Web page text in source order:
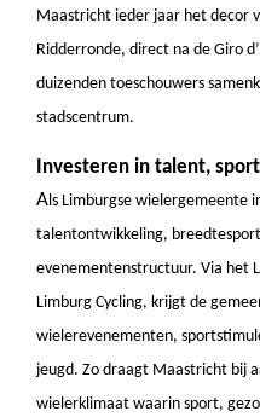
Maastricht ieder jaar het decor
Ridderronde, direct na de Giro
duizenden toeschouwers
stadscentrum.
Investeren in talent,
Als Limburgse wielergemeente
talentontwikkeling,
evenementenstructuur. Via het
Limburg Cycling, krijgt de
wielerevenementen,
jeugd. Zo draagt Maastricht bij
wielerklimaat waarin sport,